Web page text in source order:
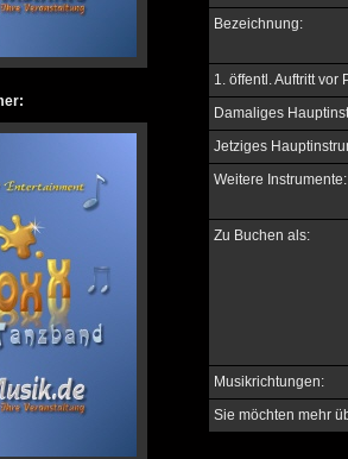
Bezeichnung:
1. öffentl. Auftritt vor
Damaliges
Jetziges
Weitere Instrumente:
Zu Buchen als:
Musikrichtungen:
Sie möchten mehr